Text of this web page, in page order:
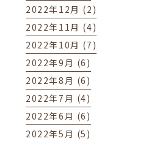
2022年12月 (2)
2022年11月 (4)
2022年10月 (7)
2022年9月 (6)
2022年8月 (6)
2022年7月 (4)
2022年6月 (6)
2022年5月 (5)